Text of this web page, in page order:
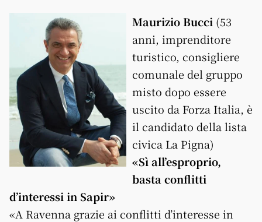
Maurizio Bucci (53
anni, imprenditore
turistico, consigliere
comunale del gruppo
misto dopo essere
uscito da Forza Italia, è
il candidato della lista
civica La Pigna)
«Sì all’esproprio,
basta conflitti
d’interessi in Sapir»
«A Ravenna grazie ai conflitti d’interesse in